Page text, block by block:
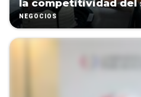
la competitividad del
NEGOCIOS